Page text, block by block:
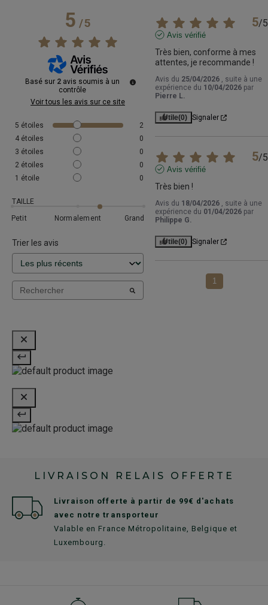
5/5
Basé sur 2 avis soumis à un
contrôle
Voir tous les avis sur ce site
5 étoiles
2
4 étoiles
0
3 étoiles
0
2 étoiles
0
1 étoile 0
TAILLE
Petit
Normalement Grand
Trier les avis
5/5
Avis vérifié
Très bien, conforme à mes
attentes, je recommande !
Avis du 25/04/2026 , suite à une
expérience du 10/04/2026 par
Pierre L.
Utile(0) Signaler
5/5
Avis vérifié
Très bien !
Avis du 18/04/2026 , suite à une
expérience du 01/04/2026 par
Philippe G.
Utile(0) Signaler
1
LIVRAISON RELAIS OFFERTE
Livraison offerte à partir de 99€ d'achats
avec notre transporteur
Valable en France Métropolitaine, Belgique et
Luxembourg.